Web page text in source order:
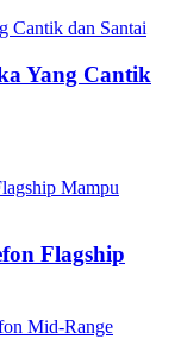
Yang Cantik
Flagship